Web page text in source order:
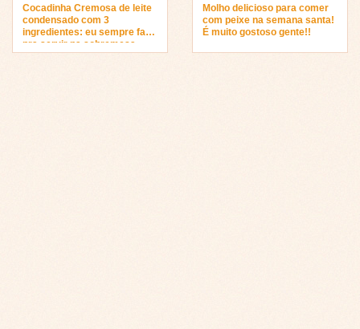
Cocadinha Cremosa de leite
condensado com 3
ingredientes: eu sempre faço
pra servir na sobremesa…
Molho delicioso para comer
com peixe na semana santa!
É muito gostoso gente!!